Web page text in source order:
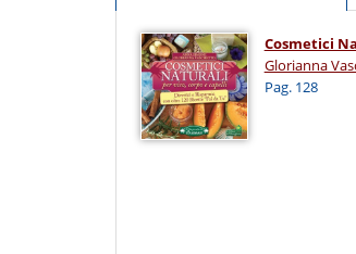
Cosmetici
Glorianna
Pag. 128